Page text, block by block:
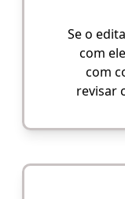
Se o
com
com
revisar